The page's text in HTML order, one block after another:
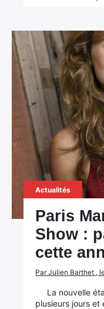
Actualités
Paris
Show :
cette
Par Julien Barthet ,
La nouvelle
plusieurs jours et